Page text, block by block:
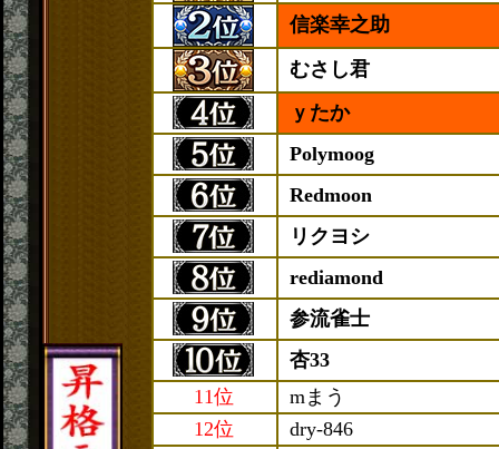
信楽幸之助
むさし君
ｙたか
Polymoog
Redmoon
リクヨシ
rediamond
参流雀士
杏33
11位
mまう
12位
dry-846